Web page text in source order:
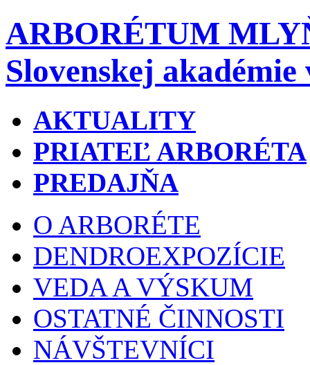
ARBORÉTUM
Slovenskej akadémie
AKTUALITY
PRIATEĽ ARBORÉTA
PREDAJŇA
O ARBORÉTE
DENDROEXPOZÍCIE
VEDA A VÝSKUM
OSTATNÉ ČINNOSTI
NÁVŠTEVNÍCI